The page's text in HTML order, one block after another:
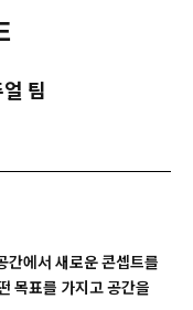
팀
간에서 새로운 콘셉트를
목표를 가지고 공간을